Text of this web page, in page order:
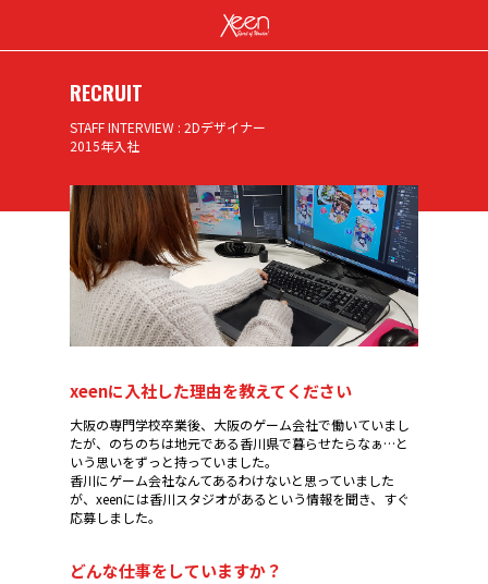
RECRUIT
STAFF INTERVIEW : 2Dデザイナー
2015年入社
xeenに入社した理由を教えてください
大阪の専門学校卒業後、大阪のゲーム会社で働いていまし
たが、のちのちは地元である香川県で暮らせたらなぁ…と
いう思いをずっと持っていました。
香川にゲーム会社なんてあるわけないと思っていました
が、xeenには香川スタジオがあるという情報を聞き、すぐ
応募しました。
どんな仕事をしていますか？